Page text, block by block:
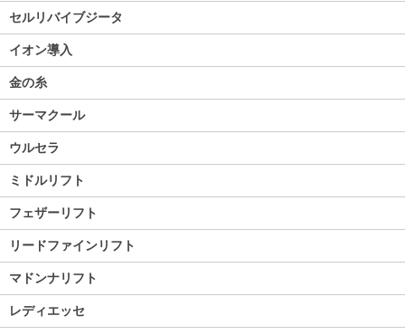
セルリバイブジータ
イオン導入
金の糸
サーマクール
ウルセラ
ミドルリフト
フェザーリフト
リードファインリフト
マドンナリフト
レディエッセ